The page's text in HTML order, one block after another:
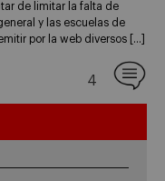
de limitar la falta de
y las escuelas de
por la web diversos […]
4